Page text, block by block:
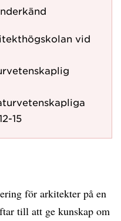
vid
15
för arkitekter på en
till att ge kunskap om